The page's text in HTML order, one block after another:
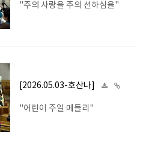
"주의 사랑을 주의 선하심을"
[2026.05.03-호산나]
"어린이 주일 메들리"